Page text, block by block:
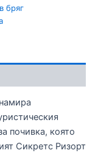
бряг
почивка, която
Сикретс Ризорт